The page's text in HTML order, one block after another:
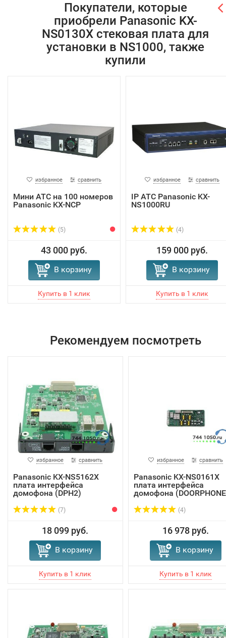
Покупатели, которые
приобрели Panasonic KX-
NS0130X стековая плата для
установки в NS1000, также
купили
избранное сравнить
Мини АТС на 100 номеров
Panasonic KX-NCP
(5)
43 000 руб.
В корзину
избранное сравнить
IP АТС Panasonic KX-
NS1000RU
(4)
159 000 руб.
В корзину
Рекомендуем посмотреть
избранное сравнить
Panasonic KX-NS5162X
плата интерфейса
домофона (DPH2)
(7)
18 099 руб.
В корзину
избранное сравнить
Panasonic KX-NS0161X
плата интерфейса
домофона
(4)
16 978 руб.
В корзину